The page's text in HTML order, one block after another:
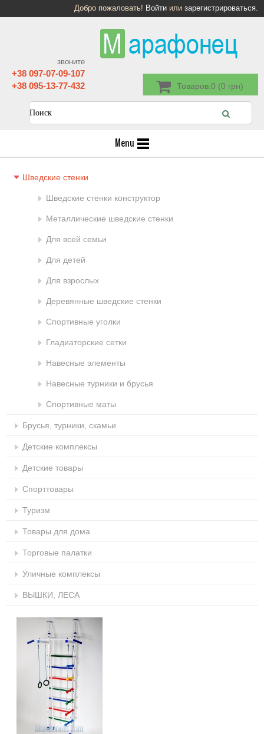
Добро пожаловать! Войти или зарегистрироваться.
Товаров:0 (0 грн)
звоните
+38 097-07-09-107
+38 095-13-77-432
Menu
Шведские стенки
Шведские стенки конструктор
Металлические шведские стенки
Для всей семьи
Для детей
Для взрослых
Деревянные шведские стенки
Спортивные уголки
Гладиаторские сетки
Навесные элементы
Навесные турники и брусья
Спортивные маты
Брусья, турники, скамьи
Детские комплексы
Детские товары
Спорттовары
Туризм
Товары для дома
Торговые палатки
Уличные комплексы
ВЫШКИ, ЛЕСА